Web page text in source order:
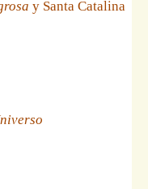
y Santa Catalina